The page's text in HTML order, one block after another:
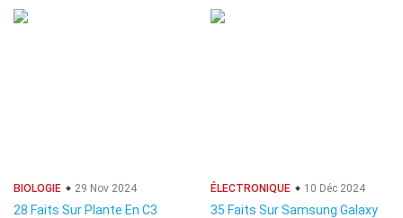
BIOLOGIE 29 Nov 2024
28 Faits Sur Plante En C3
ÉLECTRONIQUE 10 Déc 2024
35 Faits Sur Samsung Galaxy